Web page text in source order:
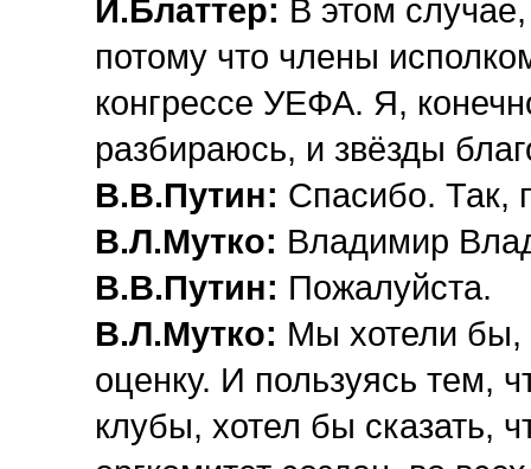
Й.Блаттер: В этом
потому что члены
конгрессе УЕФА. Я,
разбираюсь, и звёзды
В.В.Путин: Спасибо. Так,
В.Л.Мутко: Владимир
В.В.Путин: Пожалуйста.
В.Л.Мутко: Мы хотели бы,
оценку. И пользуясь тем,
клубы, хотел бы сказать,